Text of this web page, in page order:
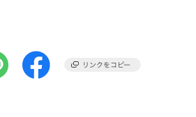
異なります。
イズです。実際の商品とは多少の誤差が